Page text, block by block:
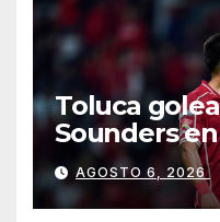
Toluca
Sounders
Leagues
AGOSTO 6, 2026